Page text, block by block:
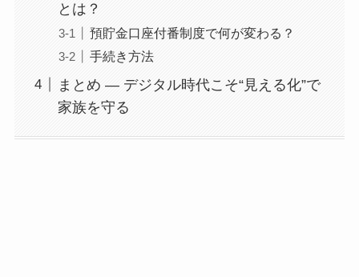
とは？
預貯金口座付番制度で何が変わる？
手続き方法
まとめ ― デジタル時代こそ“見える化”で
家族を守る